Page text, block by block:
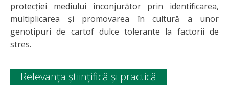
protecției mediului înconjurător prin identificarea,
multiplicarea și promovarea în cultură a unor
genotipuri de cartof dulce tolerante la factorii de
stres.
Relevanţa ştiinţifică şi practică